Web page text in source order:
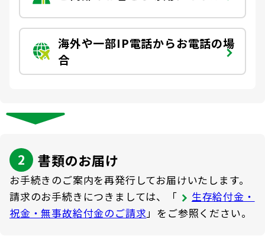
Web版「ご契約のしおり－約款」
ま専用サイト）
企業保険特別勘定運用実績照会サービス
大樹の認知症サポートサービス
認知症コラム
認知機能チェック
大樹らいふ倶楽部紹介
採用情報
海外や一部IP電話からお電話の場
合
書類のお届け
お手続きのご案内を再発行してお届けいたします。
請求のお手続きにつきましては、「
生存給付金・
祝金・無事故給付金のご請求」をご参照ください。